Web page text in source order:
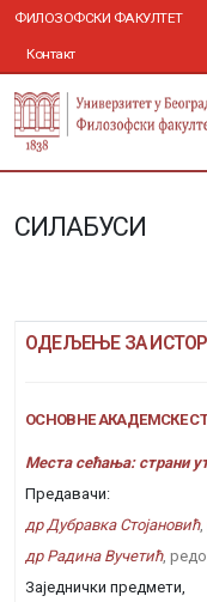
ФИЛОЗОФСКИ ФАКУЛТЕТ
Контакт
СИЛАБУСИ
ОДЕЉЕЊЕ ЗА
ОСНОВНЕ АКАДЕМСКЕ
Места сећања: страни
Предавачи:
др Дубравка Стојановић,
др Радина Вучетић,
Заједнички предмети,